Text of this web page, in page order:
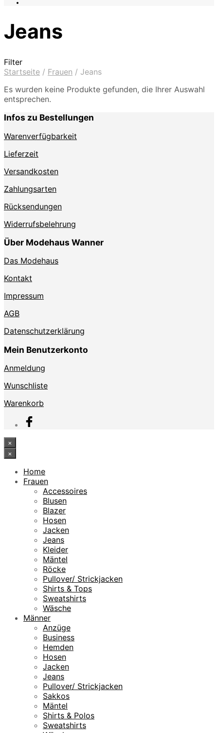
Jeans
Filter
Startseite / Frauen / Jeans
Es wurden keine Produkte gefunden, die Ihrer Auswahl
entsprechen.
Infos zu Bestellungen
Warenverfügbarkeit
Lieferzeit
Versandkosten
Zahlungsarten
Rücksendungen
Widerrufsbelehrung
Über Modehaus Wanner
Das Modehaus
Kontakt
Impressum
AGB
Datenschutzerklärung
Mein Benutzerkonto
Anmeldung
Wunschliste
Warenkorb
×
×
Home
Frauen
Accessoires
Blusen
Blazer
Hosen
Jacken
Jeans
Kleider
Mäntel
Röcke
Pullover/ Strickjacken
Shirts & Tops
Sweatshirts
Wäsche
Männer
Anzüge
Business
Hemden
Hosen
Jacken
Jeans
Pullover/ Strickjacken
Sakkos
Mäntel
Shirts & Polos
Sweatshirts